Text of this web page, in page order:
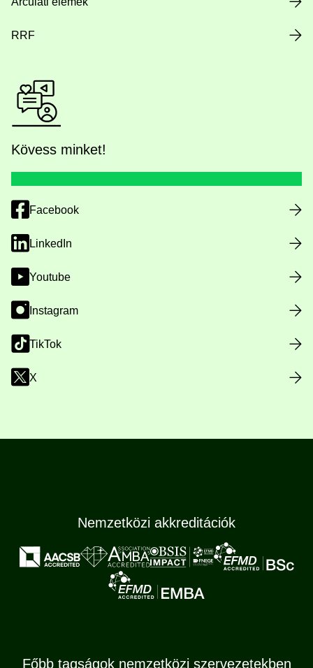
RRF
Kövess minket!
Facebook
LinkedIn
Youtube
Instagram
TikTok
X
Nemzetközi akkreditációk
Főbb tagságok nemzetközi szervezetekben